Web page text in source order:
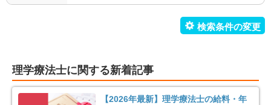
理学療法士に関する新着記事
【2026年最新】理学療法士の給料・年